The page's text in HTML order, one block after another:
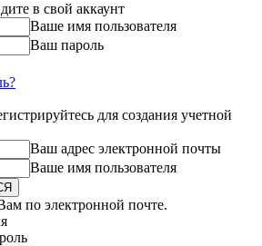
в свой аккаунт
Ваше имя пользователя
Ваш пароль
для создания учетной
Ваш адрес электронной почты
Ваше имя пользователя
по электронной почте.